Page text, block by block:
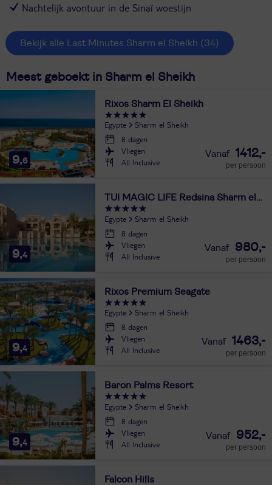
Nachtelijk avontuur in de Sinaï woestijn
Bekijk alle Last Minutes Sharm el Sheikh (34)
Meest geboekt in Sharm el Sheikh
9,6
Rixos Sharm El Sheikh
Egypte
Sharm el Sheikh
8 dagen
Vliegen
All Inclusive
1412,-
per persoon
9,4
TUI MAGIC LIFE Redsina Sharm el Sheikh
Egypte
Sharm el Sheikh
8 dagen
Vliegen
All Inclusive
980,-
per persoon
9,4
Rixos Premium Seagate
Egypte
Sharm el Sheikh
8 dagen
Vliegen
All Inclusive
1463,-
per persoon
9,4
Baron Palms Resort
Egypte
Sharm el Sheikh
8 dagen
Vliegen
All Inclusive
952,-
per persoon
Falcon Hills